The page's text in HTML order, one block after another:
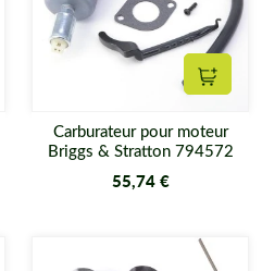
au panier
Carburateur pour moteur
Briggs & Stratton 794572
55,74 €